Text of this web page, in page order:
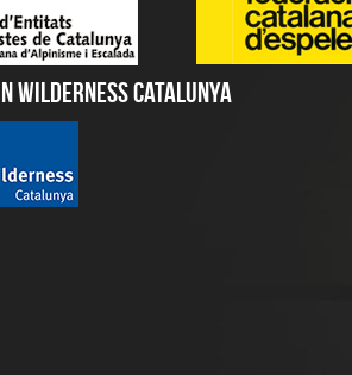
Wilderness Catalunya